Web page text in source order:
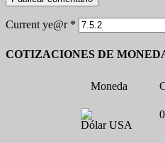
Current ye@r *
COTIZACIONES DE
Moneda
Dólar USA
0